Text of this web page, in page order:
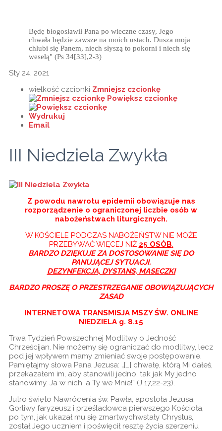
Będę błogosławił Pana po wieczne czasy, Jego
chwała będzie zawsze na moich ustach. Dusza moja
chlubi się Panem, niech słyszą to pokorni i niech się
weselą" (Ps 34[33],2-3)
Sty 24, 2021
wielkość czcionki Zmniejsz czcionkę
Powiększ czcionkę
Wydrukuj
Email
III Niedziela Zwykła
Z powodu nawrotu epidemii obowiązuje nas
rozporządzenie o ograniczonej liczbie osób w
nabożeństwach liturgicznych.
W KOŚCIELE PODCZAS NABOŻEŃSTW NIE MOŻE
PRZEBYWAĆ WIĘCEJ NIŻ 25 OSÓB.
BARDZO DZIĘKUJE ZA DOSTOSOWANIE SIĘ DO
PANUJĄCEJ SYTUACJI.
DEZYNFEKCJA, DYSTANS, MASECZKI
BARDZO PROSZĘ O PRZESTRZEGANIE OBOWIĄZUJĄCYCH
ZASAD
INTERNETOWA TRANSMISJA MSZY ŚW. ONLINE
NIEDZIELA g. 8.15
Trwa Tydzień Powszechnej Modlitwy o Jedność
Chrześcijan. Nie możemy się ograniczać do modlitwy, lecz
pod jej wpływem mamy zmieniać swoje postępowanie.
Pamiętajmy słowa Pana Jezusa: „[…] chwałę, którą Mi dałeś,
przekazałem im, aby stanowili jedno, tak jak My jedno
stanowimy. Ja w nich, a Ty we Mnie!” (J 17,22-23).
Jutro święto Nawrócenia św. Pawła, apostoła Jezusa.
Gorliwy faryzeusz i prześladowca pierwszego Kościoła,
po tym, jak ukazał mu się zmartwychwstały Chrystus,
został Jego uczniem i poświęcił resztę życia szerzeniu